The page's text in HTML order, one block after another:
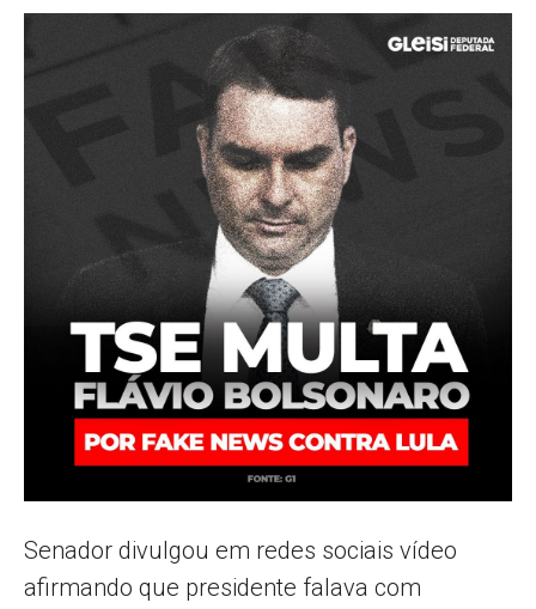
Popular
–
AL
Senador divulgou em redes sociais vídeo
afirmando que presidente falava com